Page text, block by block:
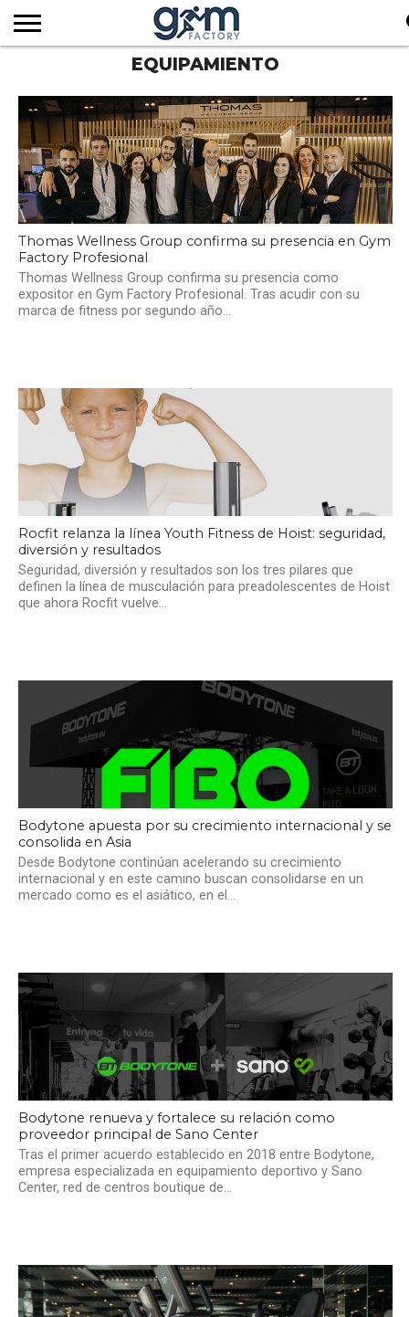
TV
SOCIOS
SECTOR
EQUIPAMIENTO
Thomas Wellness Group confirma su presencia en Gym
Factory Profesional
Thomas Wellness Group confirma su presencia como
expositor en Gym Factory Profesional. Tras acudir con su
marca de fitness por segundo año...
Rocfit relanza la línea Youth Fitness de Hoist: seguridad,
diversión y resultados
Seguridad, diversión y resultados son los tres pilares que
definen la línea de musculación para preadolescentes de Hoist
que ahora Rocfit vuelve...
Bodytone apuesta por su crecimiento internacional y se
consolida en Asia
Desde Bodytone continúan acelerando su crecimiento
internacional y en este camino buscan consolidarse en un
mercado como es el asiático, en el...
Bodytone renueva y fortalece su relación como
proveedor principal de Sano Center
Tras el primer acuerdo establecido en 2018 entre Bodytone,
empresa especializada en equipamiento deportivo y Sano
Center, red de centros boutique de...